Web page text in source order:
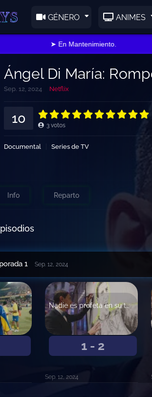
GÉNERO ANIMES
➤ En Mantenimiento.
Ángel Di María:
Sep. 12, 2024 Netflix
10 3 votos
Documental Series de TV
Info Reparto
1 Sep. 12, 2024
1 - 2
Nadie es profeta en su tierra
Sep. 12, 2024